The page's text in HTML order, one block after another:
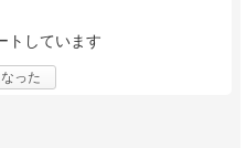
トしています
った